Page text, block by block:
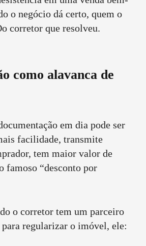
o negócio dá certo, quem o
corretor que resolveu.
como alavanca de
em dia pode ser
facilidade, transmite
tem maior valor de
famoso “desconto por
o corretor tem um parceiro
regularizar o imóvel, ele: